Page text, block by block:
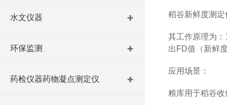
稻谷新鲜度测
其工作原理为
出 FD值（新鲜
应用场景：
粮库用于稻谷
水文仪器
环保监测
药检仪器药物凝点测定仪